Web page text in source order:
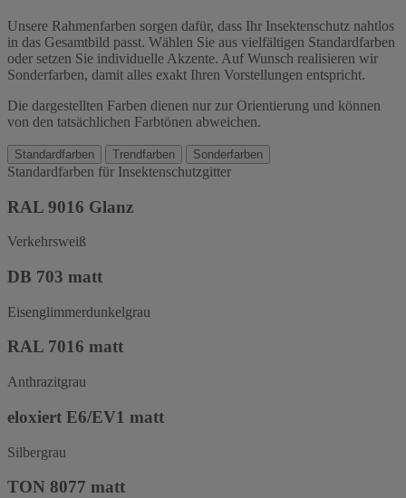
Unsere Rahmenfarben sorgen dafür, dass Ihr Insektenschutz nahtlos
in das Gesamtbild passt. Wählen Sie aus vielfältigen Standardfarben
oder setzen Sie individuelle Akzente. Auf Wunsch realisieren wir
Sonderfarben, damit alles exakt Ihren Vorstellungen entspricht.
Die dargestellten Farben dienen nur zur Orientierung und können
von den tatsächlichen Farbtönen abweichen.
Standardfarben Trendfarben Sonderfarben
Standardfarben für Insektenschutzgitter
RAL 9016 Glanz
Verkehrsweiß
DB 703 matt
Eisenglimmerdunkelgrau
RAL 7016 matt
Anthrazitgrau
eloxiert E6/EV1 matt
Silbergrau
TON 8077 matt